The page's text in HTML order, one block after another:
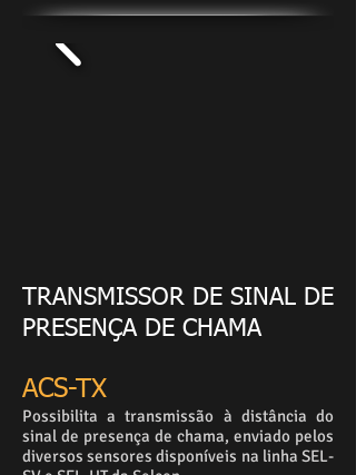
TRANSMISSOR DE SINAL DE
PRESENÇA DE CHAMA
ACS-TX
Possibilita a transmissão à distância do
sinal de presença de chama, enviado pelos
diversos sensores disponíveis na linha SEL-